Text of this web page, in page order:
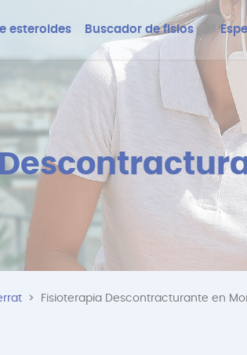
esteroides Buscador de fisios
Fisioterapia Descontracturante en